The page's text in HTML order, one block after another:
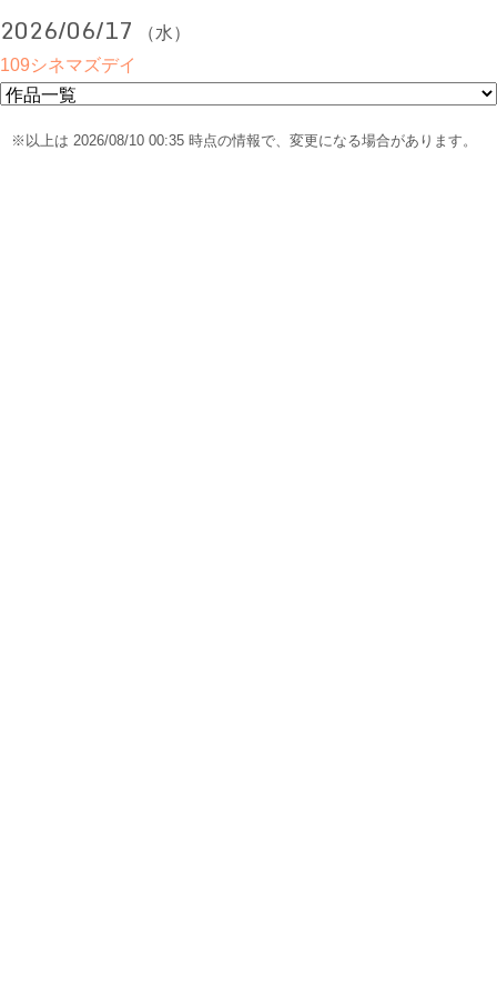
2026/06/17
（水）
109シネマズデイ
※以上は 2026/08/10 00:35 時点の情報で、変更になる場合があります。